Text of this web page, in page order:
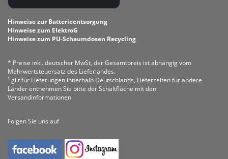
Hinweise zur Batterieentsorgung
Hinweise zum ElektroG
Hinweise zum PU-Schaumdosen Recycling
* Preise inkl. deutscher MwSt, der Gesamtpreis ist abhängig vom
Mehrwertsteuersatz des Lieferlandes.
¹ gilt für Lieferungen innerhalb Deutschlands, Lieferzeiten für andere
Länder entnehmen Sie bitte der Schaltfläche mit den
Versandinformationen
Folgen Sie uns auf